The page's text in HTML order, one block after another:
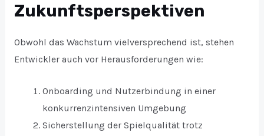
Zukunftsperspektiven
Obwohl das Wachstum vielversprechend ist, stehen
Entwickler auch vor Herausforderungen wie:
Onboarding und Nutzerbindung in einer
konkurrenzintensiven Umgebung
Sicherstellung der Spielqualität trotz